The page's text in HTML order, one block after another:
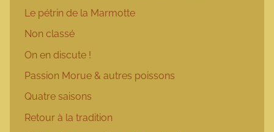
Le pétrin de la Marmotte
Non classé
On en discute !
Passion Morue & autres poissons
Quatre saisons
Retour à la tradition